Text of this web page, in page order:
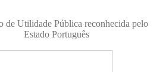
de Utilidade Pública reconhecida pelo
Estado Português